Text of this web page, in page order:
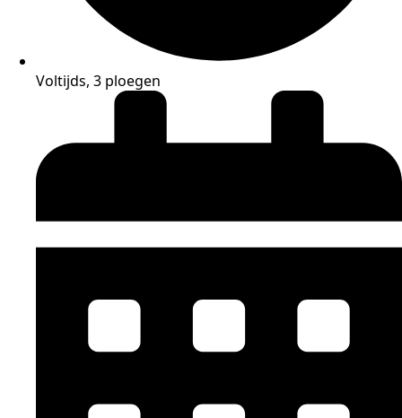
Voltijds, 3 ploegen